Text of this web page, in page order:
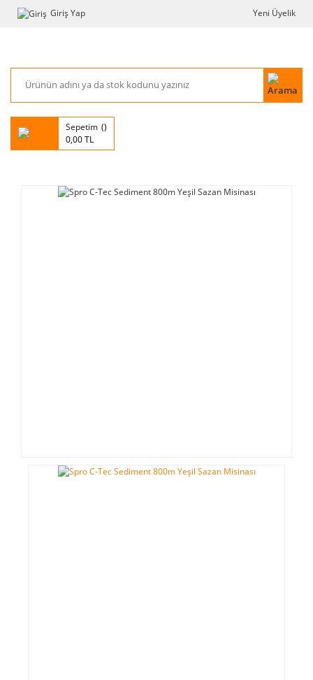
Giriş Yap Yeni Üyelik
Sepetim
0,00 TL